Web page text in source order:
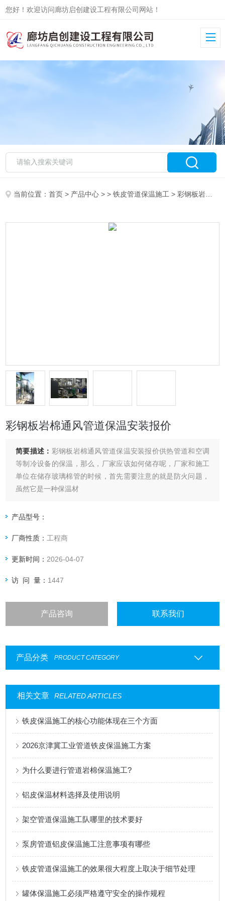
您好！欢迎访问廊坊启创建设工程有限公司网站！
当前位置：首页 > 产品中心 > >铁皮管道保温施工 > 彩钢板岩棉通风管道保温安装报价
彩钢板岩棉通风管道保温安装报价
简要描述： 彩钢板岩棉通风管道保温安装报价供热管道和空调
等制冷设备的保温，那么，厂家应该如何储存呢，厂家和施工
单位在储存玻璃棉管的时候，首先需要注意的就是防火问题，
虽然它是一种保温材
产品型号：
厂商性质： 工程商
更新时间： 2026-04-07
访 问 量： 1447
产品咨询 联系我们
产品分类 PRODUCT CATEGORY
相关文章 RELATED ARTICLES
铁皮保温施工的核心功能体现在三个方面
2026京津冀工业管道铁皮保温施工方案
为什么要进行管道岩棉保温施工?
铝皮保温材料选择及使用说明
架空管道保温施工队哪里的技术要好
泵房管道铝皮保温施工注意事项有哪些
铁皮管道保温施工的效果很大程度上取决于细节处理
罐体保温施工必须严格遵守安全的操作规程